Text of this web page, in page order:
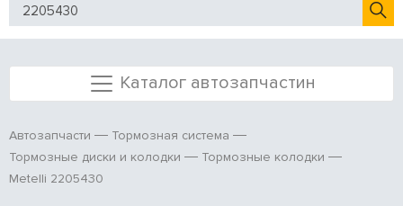
Каталог автозапчастин
Автозапчасти
Тормозная система
Тормозные диски и колодки
Тормозные колодки
Metelli 2205430